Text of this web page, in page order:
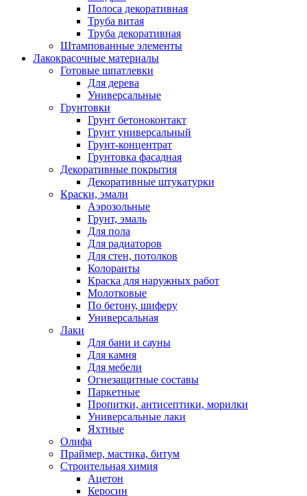
Полоса декоративная
Труба витая
Труба декоративная
Штампованные элементы
Лакокрасочные материалы
Готовые шпатлевки
Для дерева
Универсальные
Грунтовки
Грунт бетоноконтакт
Грунт универсальный
Грунт-концентрат
Грунтовка фасадная
Декоративные покрытия
Декоративные штукатурки
Краски, эмали
Аэрозольные
Грунт, эмаль
Для пола
Для радиаторов
Для стен, потолков
Колоранты
Краска для наружных работ
Молотковые
По бетону, шиферу
Универсальная
Лаки
Для бани и сауны
Для камня
Для мебели
Огнезащитные составы
Паркетные
Пропитки, антисептики, морилки
Универсальные лаки
Яхтные
Олифа
Праймер, мастика, битум
Строительная химия
Ацетон
Керосин